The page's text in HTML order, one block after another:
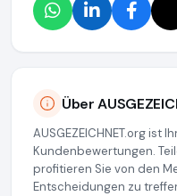
Über
AUSGEZEICHNET.org ist
Kundenbewertungen.
profitieren Sie von den
Entscheidungen zu